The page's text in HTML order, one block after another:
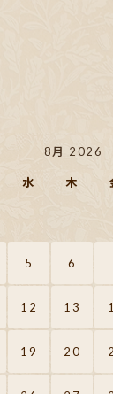
8月 2026
水 木
5 6
12 13
19 20